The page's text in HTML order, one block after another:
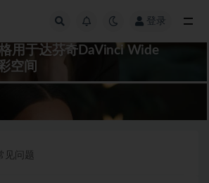
登录
用于达芬奇DaVinci Wide
空间
见问题